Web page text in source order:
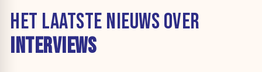
HET LAATSTE NIEUWS OVER
INTERVIEWS